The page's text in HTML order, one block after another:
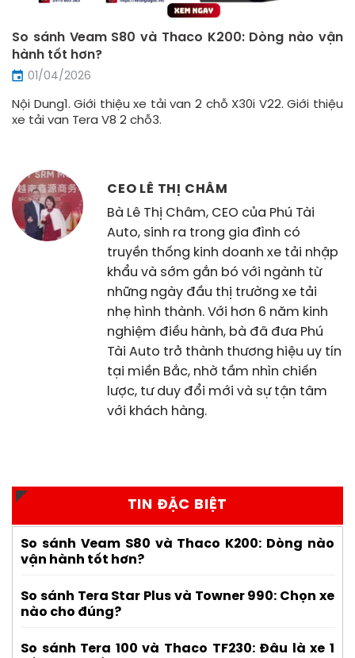
So sánh Veam S80 và Thaco K200: Dòng nào vận
hành tốt hơn?
01/04/2026
Nội Dung1. Giới thiệu xe tải van 2 chỗ X30i V22. Giới thiệu
xe tải van Tera V8 2 chỗ3.
CEO LÊ THỊ CHÂM
Bà Lê Thị Châm, CEO của Phú Tài
Auto, sinh ra trong gia đình có
truyền thống kinh doanh xe tải nhập
khẩu và sớm gắn bó với ngành từ
những ngày đầu thị trường xe tải
nhẹ hình thành. Với hơn 6 năm kinh
nghiệm điều hành, bà đã đưa Phú
Tài Auto trở thành thương hiệu uy tín
tại miền Bắc, nhờ tầm nhìn chiến
lược, tư duy đổi mới và sự tận tâm
với khách hàng.
TIN ĐẶC BIỆT
So sánh Veam S80 và Thaco K200: Dòng nào
vận hành tốt hơn?
So sánh Tera Star Plus và Towner 990: Chọn xe
nào cho đúng?
So sánh Tera 100 và Thaco TF230: Đâu là xe 1